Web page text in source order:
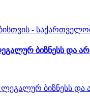
ბიზნესს და